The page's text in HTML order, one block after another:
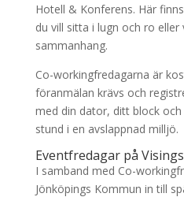
Hotell & Konferens. Här
du vill sitta i lugn och ro
sammanhang.
Co-workingfredagarna är
föranmälan krävs och
med din dator, ditt block
stund i en avslappnad milljö.
Eventfredagar på
I samband med Co-
Jönköpings Kommun in till